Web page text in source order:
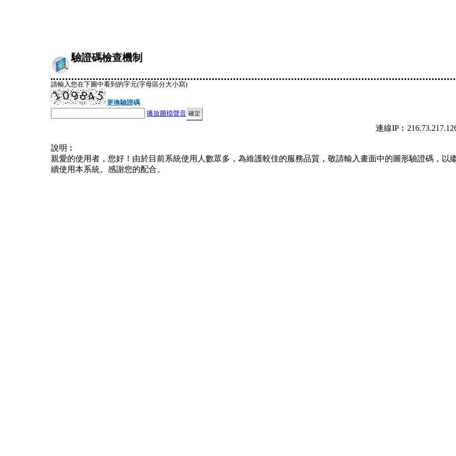
驗證碼檢查機制
請輸入您在下圖中看到的字元(字母區分大小寫)
更換驗證碼
播放圖檔聲音
連線
說明︰
親愛的使用者，您好！由於目前系統使用人數眾多，為維護較佳的服務品質，敬請輸入畫面中的圖形驗證碼，以
續使用本系統。感謝您的配合。